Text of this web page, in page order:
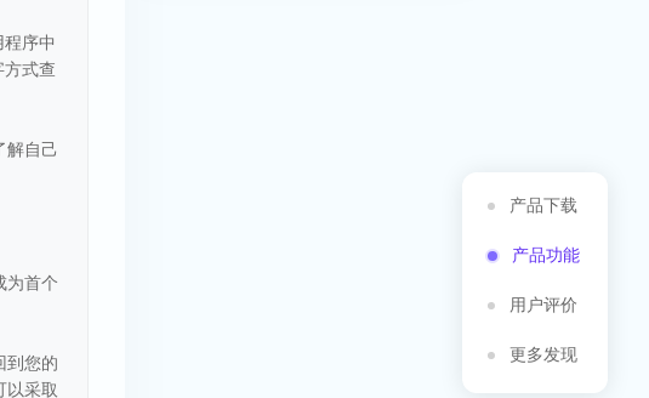
产品下载
产品功能
用户评价
更多发现
序中
式查
解自己
为首个
到您的
以采取